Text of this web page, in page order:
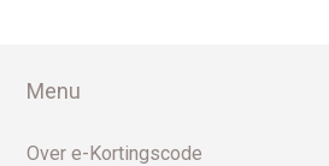
Menu
Over e-Kortingscode